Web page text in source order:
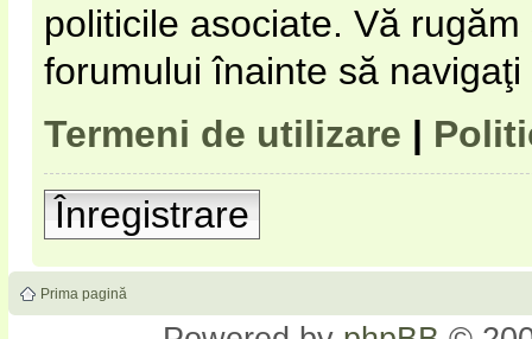
politicile asociate. Vă
forumului înainte să
Termeni de utilizare |
Înregistrare
Prima pagină